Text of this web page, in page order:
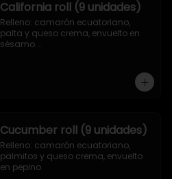
California roll (9 unidades)
Relleno: camarón ecuatoriano,
palta y queso crema, envuelto en
sésamo.
Cucumber roll (9 unidades)
Relleno: camarón ecuatoriano,
palmitos y queso crema, envuelto
en pepino.